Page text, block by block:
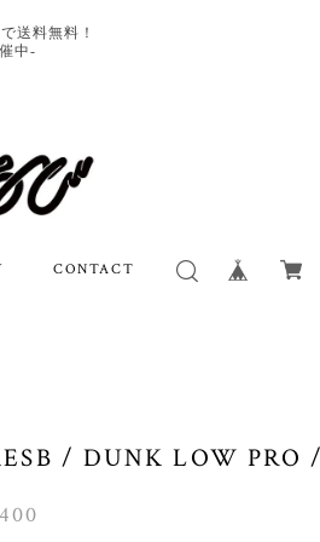
送料無料！
中-
CONTACT
/ DUNK LOW PRO